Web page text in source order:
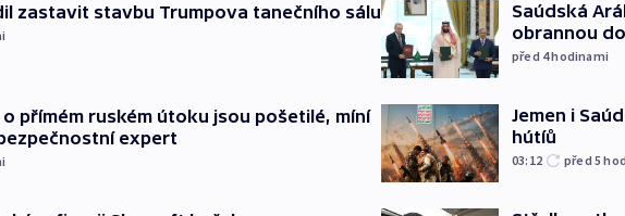
zastavit stavbu Trumpova tanečního sálu
o přímém ruském útoku jsou pošetilé, míní
expert
Saúdská
obrannou
před 4hodinami
Jemen i
hútíů
03:12 před 5